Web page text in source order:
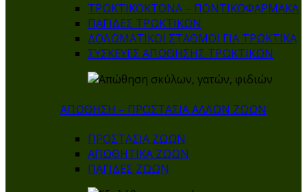
ΤΡΩΚΤΙΚΟΚΤΟΝΑ – ΠΟΝΤΙΚΟΦΑΡΜΑΚA
ΠΑΓΙΔΕΣ ΤΡΩΚΤΙΚΩΝ
ΔΟΛΩΜΑΤΙΚΟΙ ΣΤΑΘΜΟΙ ΓΙΑ ΤΡΩΚΤΙΚΑ
ΣΥΣΚΕΥΕΣ ΑΠΩΘΗΣΗΣ ΤΡΩΚΤΙΚΩΝ
ΑΠΩΘΗΣΗ – ΠΡΟΣΤΑΣΙΑ ΑΛΛΩΝ ΖΩΩΝ
ΠΡΟΣΤΑΣΙΑ ΖΩΩΝ
ΑΠΩΘΗΤΙΚΑ ΖΩΩΝ
ΠΑΓΙΔΕΣ ΖΩΩΝ